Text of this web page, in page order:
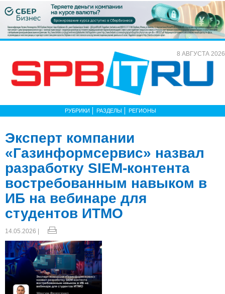
8 АВГУСТА 2026
РУБРИКИ РАЗДЕЛЫ РЕГИОНЫ
Эксперт компании
«Газинформсервис» назвал
разработку SIEM-контента
востребованным навыком в
ИБ на вебинаре для
студентов ИТМО
14.05.2026 |